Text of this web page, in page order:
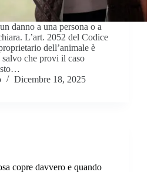
danno a una persona o a
L’art. 2052 del Codice
dell’animale è
che provi il caso
Dicembre 18, 2025
copre davvero e quando